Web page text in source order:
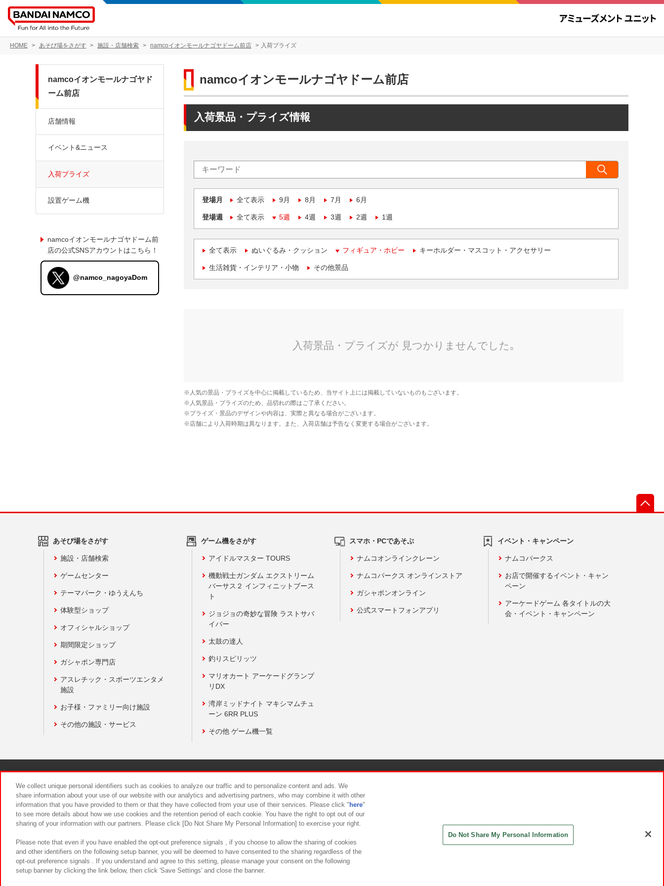
HOME あそび場をさがす 施設・店舗検索 namcoイオンモールナゴヤドーム前店 入荷プライズ
namcoイオンモールナゴヤドーム前店
入荷景品・プライズ情報
登場月 全て表示 9月 8月 7月 6月
登場週 全て表示 5週 4週 3週 2週 1週
全て表示 ぬいぐるみ・クッション フィギュア・ホビー キーホルダー・マスコット・アクセサリー
生活雑貨・インテリア・小物 その他景品
namcoイオンモールナゴヤド
ーム前店
店舗情報
イベント&ニュース
入荷プライズ
設置ゲーム機
namcoイオンモールナゴヤドーム前
店の公式SNSアカウントはこちら！
@namco_nagoyaDom
あそび場をさがす
施設・店舗検索
ゲームセンター
テーマパーク・ゆうえんち
体験型ショップ
オフィシャルショップ
期間限定ショップ
ガシャポン専門店
アスレチック・スポーツエンタメ
施設
お子様・ファミリー向け施設
その他の施設・サービス
ゲーム機をさがす
アイドルマスター TOURS
機動戦士ガンダム エクストリーム
バーサス２ インフィニットブース
ト
ジョジョの奇妙な冒険 ラストサバ
イバー
太鼓の達人
釣りスピリッツ
マリオカート アーケードグランプ
リDX
湾岸ミッドナイト マキシマムチュ
ーン 6RR PLUS
その他 ゲーム機一覧
スマホ・PCであそぶ
ナムコオンラインクレーン
ナムコパークス オンラインストア
ガシャポンオンライン
公式スマートフォンアプリ
イベント・キャンペーン
ナムコパークス
お店で開催するイベント・キャン
ペーン
アーケードゲーム 各タイトルの大
会・イベント・キャンペーン
食品のご提供について カスタマーハラスメント対応方針
We collect unique personal identifiers such as cookies to analyze our traffic and to personalize content and ads. We
share information about your use of our website with our analytics and advertising partners, who may combine it with other
information that you have provided to them or that they have collected from your use of their services. Please click " here"
to see more details about how we use cookies and the retention period of each cookie. You have the right to opt out of our
sharing of your information with our partners. Please click [Do Not Share My Personal Information] to exercise your right.
Please note that even if you have enabled the opt-out preference signals , if you choose to allow the sharing of cookies
and other identifiers on the following setup banner, you will be deemed to have consented to the sharing regardless of the
opt-out preference signals . If you understand and agree to this setting, please manage your consent on the following
setup banner by clicking the link below, then click 'Save Settings' and close the banner.
Do Not Share My Personal Information